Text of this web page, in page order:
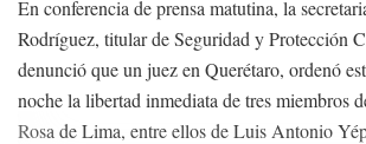
“Con su llegada y la convicción de todos
el Zacatecas en paz; es momento de
justicia y equidad”, dijo a las y los soldados.
En conferencia de prensa matutina, la
Rodríguez, titular de Seguridad y Protección
denunció que un juez en Querétaro, ordenó
noche la libertad inmediata de tres miembros
Rosa de Lima, entre ellos de Luis Antonio